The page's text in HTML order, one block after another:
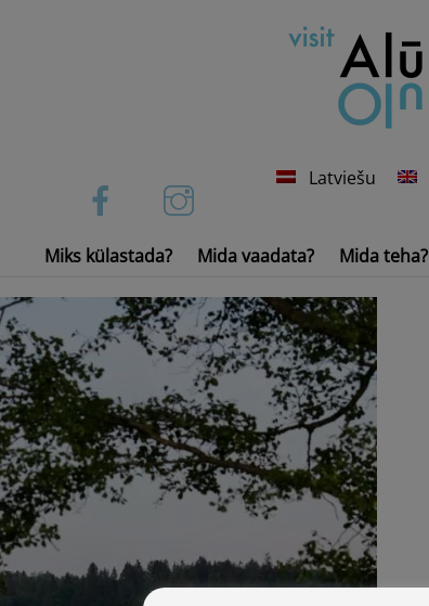
Latviešu
Miks külastada? Mida vaadata? Mida teha?